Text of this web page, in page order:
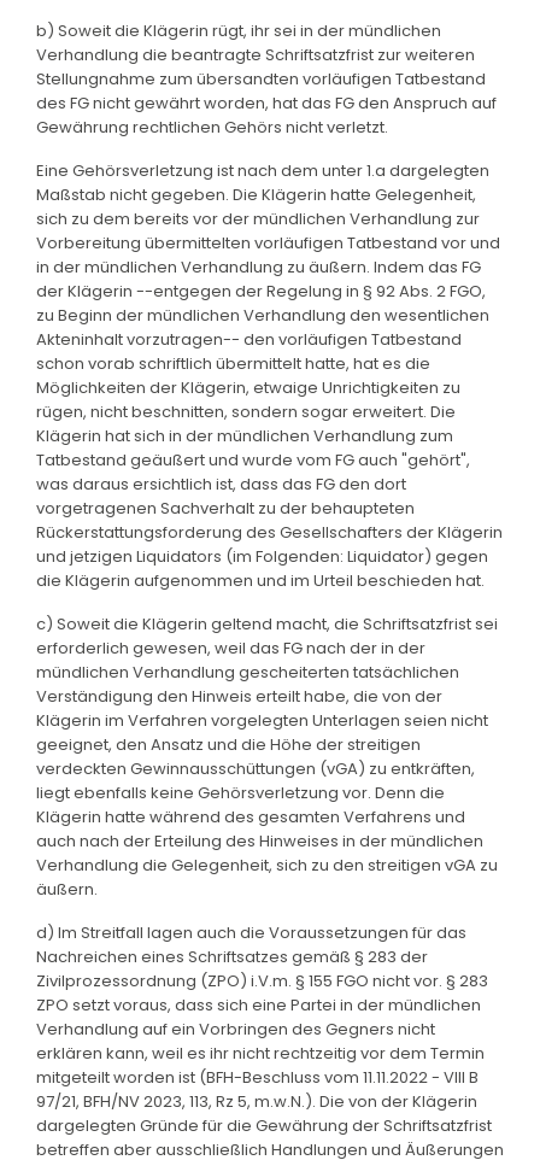
b) Soweit die Klägerin rügt, ihr sei in der mündlichen
Verhandlung die beantragte Schriftsatzfrist zur weiteren
Stellungnahme zum übersandten vorläufigen Tatbestand
des FG nicht gewährt worden, hat das FG den Anspruch auf
Gewährung rechtlichen Gehörs nicht verletzt.
Eine Gehörsverletzung ist nach dem unter 1.a dargelegten
Maßstab nicht gegeben. Die Klägerin hatte Gelegenheit,
sich zu dem bereits vor der mündlichen Verhandlung zur
Vorbereitung übermittelten vorläufigen Tatbestand vor und
in der mündlichen Verhandlung zu äußern. Indem das FG
der Klägerin --entgegen der Regelung in § 92 Abs. 2 FGO,
zu Beginn der mündlichen Verhandlung den wesentlichen
Akteninhalt vorzutragen-- den vorläufigen Tatbestand
schon vorab schriftlich übermittelt hatte, hat es die
Möglichkeiten der Klägerin, etwaige Unrichtigkeiten zu
rügen, nicht beschnitten, sondern sogar erweitert. Die
Klägerin hat sich in der mündlichen Verhandlung zum
Tatbestand geäußert und wurde vom FG auch "gehört",
was daraus ersichtlich ist, dass das FG den dort
vorgetragenen Sachverhalt zu der behaupteten
Rückerstattungsforderung des Gesellschafters der Klägerin
und jetzigen Liquidators (im Folgenden: Liquidator) gegen
die Klägerin aufgenommen und im Urteil beschieden hat.
c) Soweit die Klägerin geltend macht, die Schriftsatzfrist sei
erforderlich gewesen, weil das FG nach der in der
mündlichen Verhandlung gescheiterten tatsächlichen
Verständigung den Hinweis erteilt habe, die von der
Klägerin im Verfahren vorgelegten Unterlagen seien nicht
geeignet, den Ansatz und die Höhe der streitigen
verdeckten Gewinnausschüttungen (vGA) zu entkräften,
liegt ebenfalls keine Gehörsverletzung vor. Denn die
Klägerin hatte während des gesamten Verfahrens und
auch nach der Erteilung des Hinweises in der mündlichen
Verhandlung die Gelegenheit, sich zu den streitigen vGA zu
äußern.
d) Im Streitfall lagen auch die Voraussetzungen für das
Nachreichen eines Schriftsatzes gemäß § 283 der
Zivilprozessordnung (ZPO) i.V.m. § 155 FGO nicht vor. § 283
ZPO setzt voraus, dass sich eine Partei in der mündlichen
Verhandlung auf ein Vorbringen des Gegners nicht
erklären kann, weil es ihr nicht rechtzeitig vor dem Termin
mitgeteilt worden ist (BFH-Beschluss vom 11.11.2022 - VIII B
97/21, BFH/NV 2023, 113, Rz 5, m.w.N.). Die von der Klägerin
dargelegten Gründe für die Gewährung der Schriftsatzfrist
betreffen aber ausschließlich Handlungen und Äußerungen